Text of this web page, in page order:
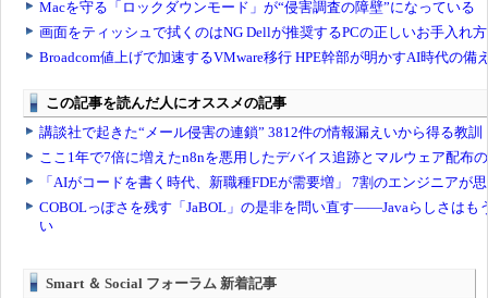
Smart ＆ Social フォーラム 新着記事